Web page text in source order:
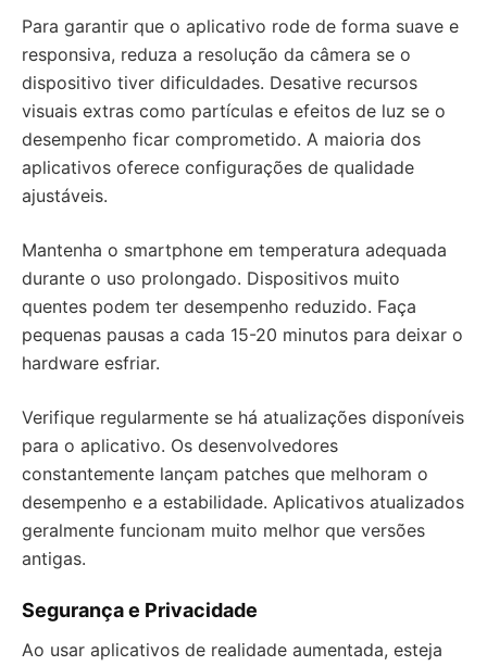
Para garantir que o aplicativo rode de forma suave e
responsiva, reduza a resolução da câmera se o
dispositivo tiver dificuldades. Desative recursos
visuais extras como partículas e efeitos de luz se o
desempenho ficar comprometido. A maioria dos
aplicativos oferece configurações de qualidade
ajustáveis.
Mantenha o smartphone em temperatura adequada
durante o uso prolongado. Dispositivos muito
quentes podem ter desempenho reduzido. Faça
pequenas pausas a cada 15-20 minutos para deixar o
hardware esfriar.
Verifique regularmente se há atualizações disponíveis
para o aplicativo. Os desenvolvedores
constantemente lançam patches que melhoram o
desempenho e a estabilidade. Aplicativos atualizados
geralmente funcionam muito melhor que versões
antigas.
Segurança e Privacidade
Ao usar aplicativos de realidade aumentada, esteja